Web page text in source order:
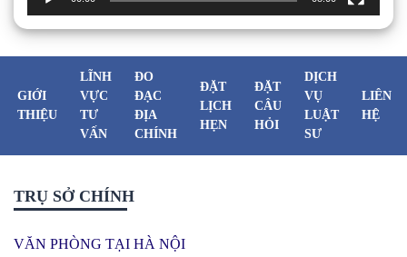
GIỚI
THIỆU
LĨNH
VỰC
TƯ
VẤN
ĐO
ĐẠC
ĐỊA
CHÍNH
ĐẶT
LỊCH
HẸN
ĐẶT
CÂU
HỎI
DỊCH
VỤ
LUẬT
SƯ
LIÊN
HỆ
TRỤ SỞ CHÍNH
VĂN PHÒNG TẠI HÀ NỘI